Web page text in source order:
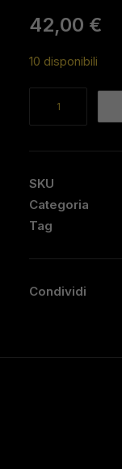
42,00 €
10 disponibili
Legno
quantità
SKU
Categoria
Tag
Condividi